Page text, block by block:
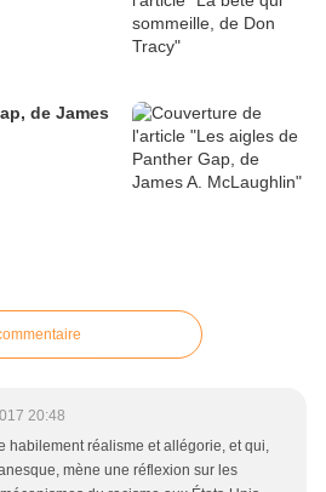
de James
20:48
habilement réalisme et allégorie, et qui,
mène une réflexion sur les